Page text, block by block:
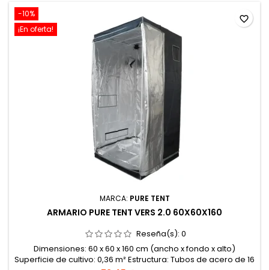
-10%
¡En oferta!
MARCA: PURE TENT
ARMARIO PURE TENT VERS 2.0 60X60X160
Reseña(s): 0
Dimensiones: 60 x 60 x 160 cm (ancho x fondo x alto)
Superficie de cultivo: 0,36 m² Estructura: Tubos de acero de 16
favorite_border